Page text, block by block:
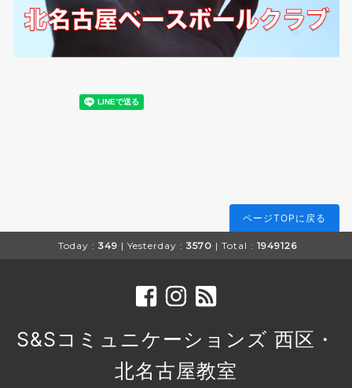
ページTOPに戻る
Today : 349 | Yesterday : 3570 | Total : 1949126
S&Sコミュニケーションズ 西区・
北名古屋教室